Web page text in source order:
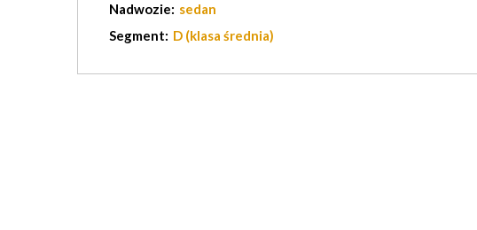
Nadwozie: sedan
Segment: D (klasa średnia)